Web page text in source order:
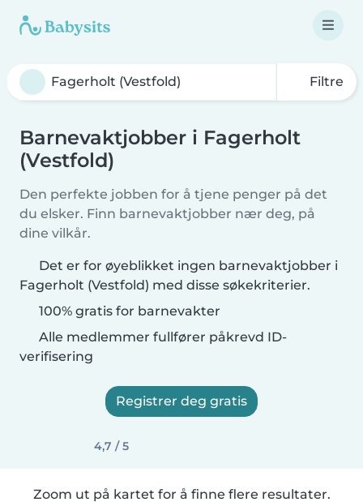
Filtre
Barnevaktjobber i Fagerholt
(Vestfold)
Den perfekte jobben for å tjene penger på det
du elsker. Finn barnevaktjobber nær deg, på
dine vilkår.
Det er for øyeblikket ingen barnevaktjobber i
Fagerholt (Vestfold) med disse søkekriterier.
100% gratis for barnevakter
Alle medlemmer fullfører påkrevd ID-
verifisering
Registrer deg gratis
4,7 / 5
Zoom ut på kartet for å finne flere resultater.